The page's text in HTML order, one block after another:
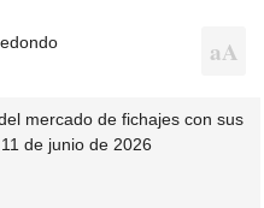
mercado de fichajes con sus
de junio de 2026